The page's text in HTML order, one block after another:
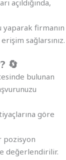
açıldığında,
yaparak firmanın
sağlarsınız.
🔄
bulunan
göre
pozisyon
değerlendirilir.